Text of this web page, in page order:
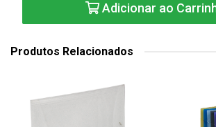
Adicionar ao
Produtos Relacionados